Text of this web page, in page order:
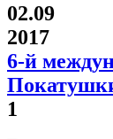
02.09
2017
6-й
1